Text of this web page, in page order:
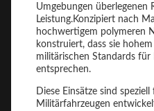
Umgebungen überlegenen
Leistung.Konzipiert nach
hochwertigem polymeren
konstruiert, dass sie
militärischen Standards
entsprechen.
Diese Einsätze sind
Militärfahrzeugen